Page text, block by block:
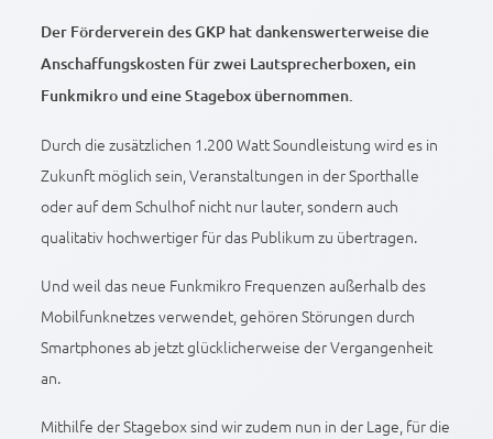
Der Förderverein des GKP hat dankenswerterweise die
Anschaffungskosten für zwei Lautsprecherboxen, ein
Funkmikro und eine Stagebox übernommen.
Durch die zusätzlichen 1.200 Watt Soundleistung wird es in
Zukunft möglich sein, Veranstaltungen in der Sporthalle
oder auf dem Schulhof nicht nur lauter, sondern auch
qualitativ hochwertiger für das Publikum zu übertragen.
Und weil das neue Funkmikro Frequenzen außerhalb des
Mobilfunknetzes verwendet, gehören Störungen durch
Smartphones ab jetzt glücklicherweise der Vergangenheit
an.
Mithilfe der Stagebox sind wir zudem nun in der Lage, für die